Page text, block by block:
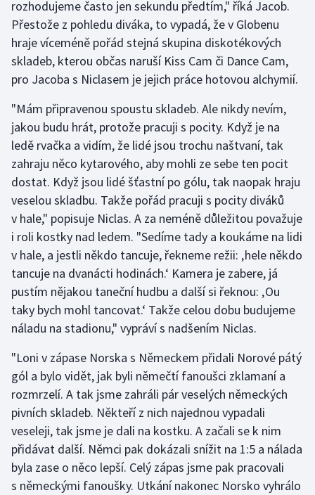
Stolní tenis
Triatlon
Veslování
Vodní slalom
Volejbal
Ostatní
rozhodujeme často jen sekundu předtím," říká Jacob.
Přestože z pohledu diváka, to vypadá, že v Globenu
hraje víceméně pořád stejná skupina diskotékových
skladeb, kterou občas naruší Kiss Cam či Dance Cam,
pro Jacoba s Niclasem je jejich práce hotovou alchymií.
"Mám připravenou spoustu skladeb. Ale nikdy nevím,
jakou budu hrát, protože pracuji s pocity. Když je na
ledě rvačka a vidím, že lidé jsou trochu naštvaní, tak
zahraju něco kytarového, aby mohli ze sebe ten pocit
dostat. Když jsou lidé šťastní po gólu, tak naopak hraju
veselou skladbu. Takže pořád pracuji s pocity diváků
v hale," popisuje Niclas. A za neméně důležitou považuje
i roli kostky nad ledem. "Sedíme tady a koukáme na lidi
v hale, a jestli někdo tancuje, řekneme režii: ‚hele někdo
tancuje na dvanácti hodinách.‘ Kamera je zabere, já
pustím nějakou taneční hudbu a další si řeknou: ‚Ou
taky bych mohl tancovat.‘ Takže celou dobu budujeme
náladu na stadionu," vypráví s nadšením Niclas.
"Loni v zápase Norska s Německem přidali Norové pátý
gól a bylo vidět, jak byli němečtí fanoušci zklamaní a
rozmrzelí. A tak jsme zahráli pár veselých německých
pivních skladeb. Někteří z nich najednou vypadali
veseleji, tak jsme je dali na kostku. A začali se k nim
přidávat další. Němci pak dokázali snížit na 1:5 a nálada
byla zase o něco lepší. Celý zápas jsme pak pracovali
s německými fanoušky. Utkání nakonec Norsko vyhrálo